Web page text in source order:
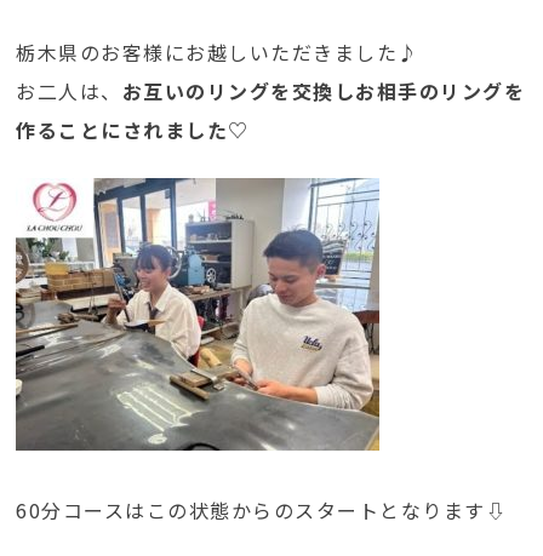
栃木県のお客様にお越しいただきました♪
お二人は、 お互いのリングを交換しお相手のリングを
作ることにされました♡
60分コースはこの状態からのスタートとなります⇩